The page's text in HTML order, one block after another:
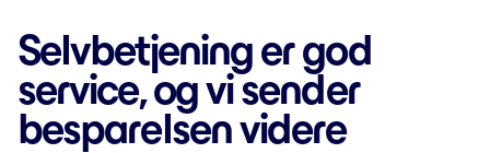
Selvbetjening er god
service, og vi sender
besparelsen videre